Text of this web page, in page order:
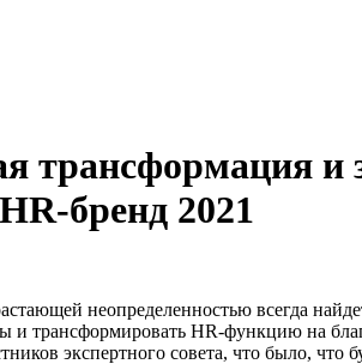
трансформация и
бренд 2021
неопределенностью всегда
и трансформировать HR-функцию на
экспертного совета, что было, что